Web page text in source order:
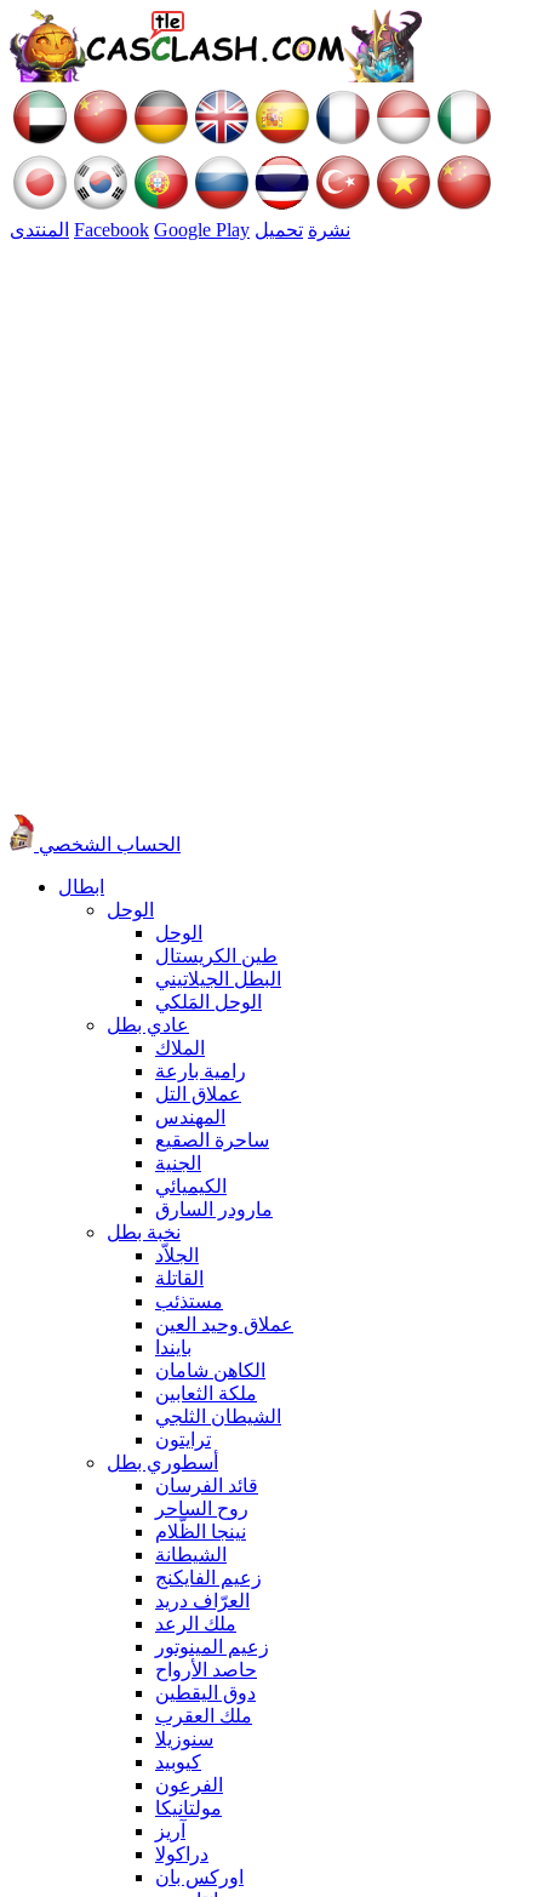
المنتدى Facebook Google Play نشرة تحميل
الحساب الشخصي
ابطال
الوحل
الوحل
طين الكريستال
البطل الجيلاتيني
الوحل المَلكي
عادي بطل
الملاك
رامية بارعة
عملاق التل
المهندس
ساحرة الصقيع
الجنية
الكيميائي
مارودر السارق
نخبة بطل
الجلاّد
القاتلة
مستذئب
عملاق وحيد العين
بايندا
الكاهن شامان
ملكة الثعابين
الشيطان الثلجي
ترايتون
أسطوري بطل
قائد الفرسان
روح الساحر
نينجا الظّلام
الشيطانة
زعيم الفايكنج
العرّاف دريد
ملك الرعد
زعيم المينوتور
حاصد الأرواح
دوق اليقطين
ملك العقرب
سنوزيلا
كيوبيد
الفرعون
مولتانيكا
آريز
دراكولا
اوركس بان